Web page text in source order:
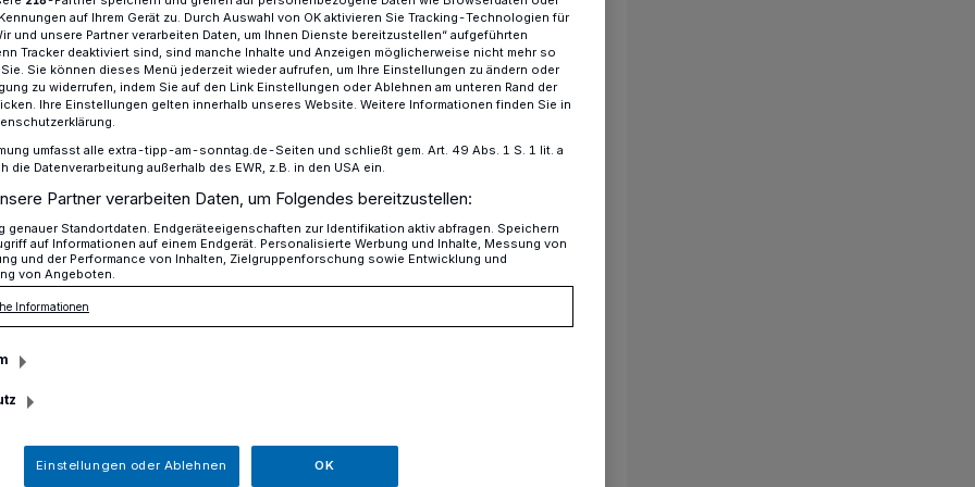
Neersen wieder ein großer Erfolg
ist in Narrenhand
in Narrenhand
Guido Görtz nur noch die weiße Fahne
Ansturm der tapferen Mariechen der
massive Tür am Schloss Neersen nach.
das Schloss stürmen - denn
Narrenschar kamen Bürgermeister
Tiere, aus dem Schloss.
auf Ihrem Gerät zu. Durch Auswahl von OK aktivieren Sie Tracking-Technologien für
und unsere Partner verarbeiten Daten, um Ihnen Dienste bereitzustellen“ aufgeführten
Tracker deaktiviert sind, sind manche Inhalte und Anzeigen möglicherweise nicht mehr so
Sie können dieses Menü jederzeit wieder aufrufen, um Ihre Einstellungen zu ändern oder
zu widerrufen, indem Sie auf den Link Einstellungen oder Ablehnen am unteren Rand der
Ihre Einstellungen gelten innerhalb unseres Website. Weitere Informationen finden Sie in
umfasst alle extra-tipp-am-sonntag.de-Seiten und schließt gem. Art. 49 Abs. 1 S. 1 lit. a
die Datenverarbeitung außerhalb des EWR, z.B. in den USA ein.
Partner verarbeiten Daten, um Folgendes bereitzustellen:
genauer Standortdaten. Endgeräteeigenschaften zur Identifikation aktiv abfragen. Speichern
auf Informationen auf einem Endgerät. Personalisierte Werbung und Inhalte, Messung von
und der Performance von Inhalten, Zielgruppenforschung sowie Entwicklung und
von Angeboten.
Informationen
Einstellungen oder Ablehnen OK